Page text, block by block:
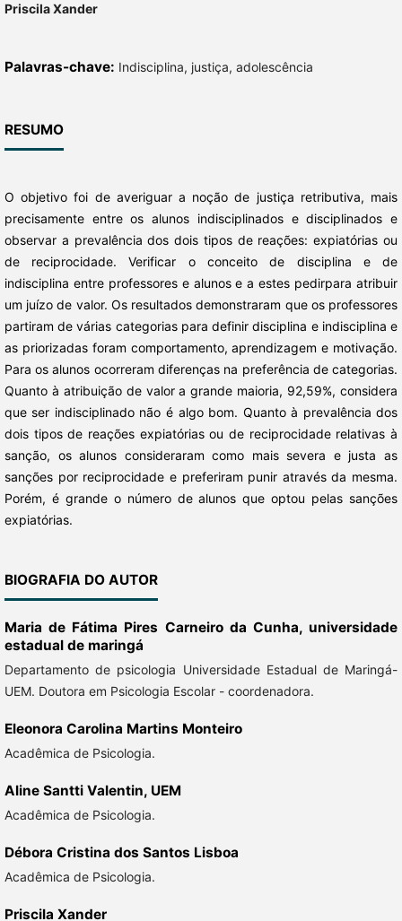
Priscila Xander
Palavras-chave: Indisciplina, justiça, adolescência
RESUMO
O objetivo foi de averiguar a noção de justiça retributiva, mais
precisamente entre os alunos indisciplinados e disciplinados e
observar a prevalência dos dois tipos de reações: expiatórias ou
de reciprocidade. Verificar o conceito de disciplina e de
indisciplina entre professores e alunos e a estes pedirpara atribuir
um juízo de valor. Os resultados demonstraram que os professores
partiram de várias categorias para definir disciplina e indisciplina e
as priorizadas foram comportamento, aprendizagem e motivação.
Para os alunos ocorreram diferenças na preferência de categorias.
Quanto à atribuição de valor a grande maioria, 92,59%, considera
que ser indisciplinado não é algo bom. Quanto à prevalência dos
dois tipos de reações expiatórias ou de reciprocidade relativas à
sanção, os alunos consideraram como mais severa e justa as
sanções por reciprocidade e preferiram punir através da mesma.
Porém, é grande o número de alunos que optou pelas sanções
expiatórias.
BIOGRAFIA DO AUTOR
Maria de Fátima Pires Carneiro da Cunha, universidade
estadual de maringá
Departamento de psicologia Universidade Estadual de Maringá-
UEM. Doutora em Psicologia Escolar - coordenadora.
Eleonora Carolina Martins Monteiro
Acadêmica de Psicologia.
Aline Santti Valentin, UEM
Acadêmica de Psicologia.
Débora Cristina dos Santos Lisboa
Acadêmica de Psicologia.
Priscila Xander